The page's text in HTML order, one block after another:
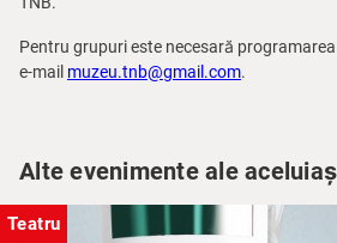
Pentru grupuri este necesară
e-mail muzeu.tnb@gmail.com.
Alte evenimente ale
Teatru